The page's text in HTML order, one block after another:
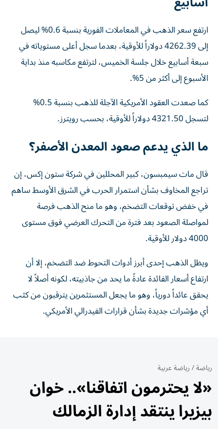
ارتفع سعر الذهب في المعاملات الفورية بنسبة 0.6% ليصل
إلى 4262.39 دولاراً للأوقية، بعدما سجل أعلى مستوياته في
سبعة أسابيع خلال جلسة الخميس، لترتفع مكاسبه منذ بداية
الأسبوع إلى أكثر من 5%.
كما صعدت العقود الأمريكية الآجلة للذهب بنسبة 0.5%
لتسجل 4321.50 دولاراً للأوقية، بحسب رويترز.
ما الذي يدعم صعود المعدن الأصفر؟
قال مات سيمبسون، كبير المحللين في شركة ستون إكس، إن
تراجع المخاوف بشأن استمرار الحرب في الشرق الأوسط ساهم
في خفض توقعات التضخم، وهو ما منح الذهب فرصة
لمواصلة الصعود بعد فترة من التحرك العرضي فوق مستوى
4000 دولار للأوقية.
ويظل الذهب إحدى أبرز أدوات التحوط ضد التضخم، إلا أن
ارتفاع أسعار الفائدة عادةً ما يحد من جاذبيته، لكونه أصلاً لا
يحقق عائداً دورياً، وهو ما يجعل المستثمرين يترقبون من كثب
أي مؤشرات جديدة بشأن قرارات الفيدرالي الأمريكي.
رياضة/رياضة عربية
«لا يحترمون اتفاقنا».. خوان
بيزيرا ينتقد إدارة الزمالك